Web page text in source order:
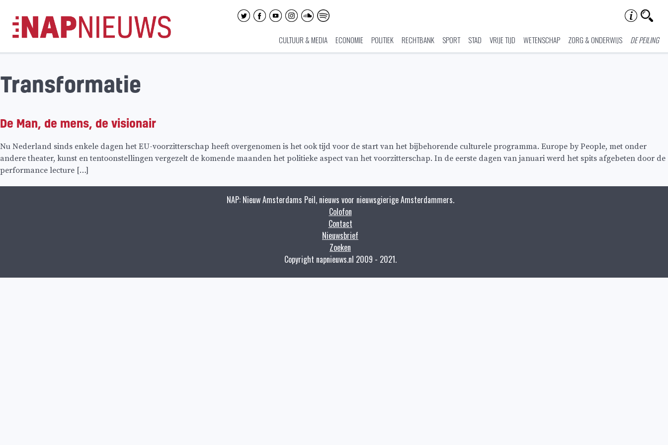
naar
inhoud
CULTUUR & MEDIA ECONOMIE POLITIEK RECHTBANK SPORT STAD VRIJE TIJD WETENSCHAP ZORG & ONDERWIJS DE PEILING
Transformatie
De Man, de mens, de visionair
Nu Nederland sinds enkele dagen het EU-voorzitterschap heeft overgenomen is het ook tijd voor de start van het bijbehorende culturele programma. Europe by People, met onder
andere theater, kunst en tentoonstellingen vergezelt de komende maanden het politieke aspect van het voorzitterschap. In de eerste dagen van januari werd het spits afgebeten door de
performance lecture […]
NAP: Nieuw Amsterdams Peil, nieuws voor nieuwsgierige Amsterdammers.
Colofon
Contact
Nieuwsbrief
Zoeken
Copyright napnieuws.nl 2009 - 2021.